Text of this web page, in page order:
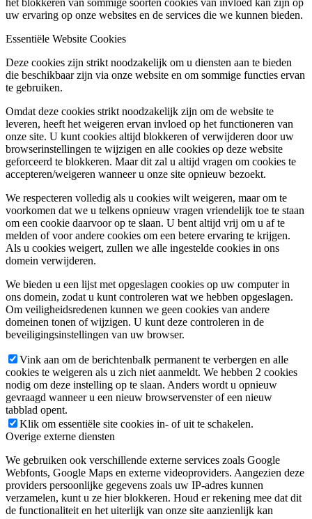
uw ervaring op onze websites en de services die we kunnen bieden.
Essentiële Website Cookies
Deze cookies zijn strikt noodzakelijk om u diensten aan te bieden
die beschikbaar zijn via onze website en om sommige functies ervan
te gebruiken.
Omdat deze cookies strikt noodzakelijk zijn om de website te
leveren, heeft het weigeren ervan invloed op het functioneren van
onze site. U kunt cookies altijd blokkeren of verwijderen door uw
browserinstellingen te wijzigen en alle cookies op deze website
geforceerd te blokkeren. Maar dit zal u altijd vragen om cookies te
accepteren/weigeren wanneer u onze site opnieuw bezoekt.
We respecteren volledig als u cookies wilt weigeren, maar om te
voorkomen dat we u telkens opnieuw vragen vriendelijk toe te staan
om een cookie daarvoor op te slaan. U bent altijd vrij om u af te
melden of voor andere cookies om een betere ervaring te krijgen.
Als u cookies weigert, zullen we alle ingestelde cookies in ons
domein verwijderen.
We bieden u een lijst met opgeslagen cookies op uw computer in
ons domein, zodat u kunt controleren wat we hebben opgeslagen.
Om veiligheidsredenen kunnen we geen cookies van andere
domeinen tonen of wijzigen. U kunt deze controleren in de
beveiligingsinstellingen van uw browser.
Vink aan om de berichtenbalk permanent te verbergen en alle
cookies te weigeren als u zich niet aanmeldt. We hebben 2 cookies
nodig om deze instelling op te slaan. Anders wordt u opnieuw
gevraagd wanneer u een nieuw browservenster of een nieuw
tabblad opent.
Klik om essentiële site cookies in- of uit te schakelen.
Overige externe diensten
We gebruiken ook verschillende externe services zoals Google
Webfonts, Google Maps en externe videoproviders. Aangezien deze
providers persoonlijke gegevens zoals uw IP-adres kunnen
verzamelen, kunt u ze hier blokkeren. Houd er rekening mee dat dit
de functionaliteit en het uiterlijk van onze site aanzienlijk kan